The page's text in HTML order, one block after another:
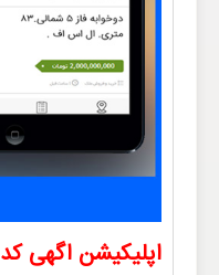
اپلیکیشن اگهی کد 3236